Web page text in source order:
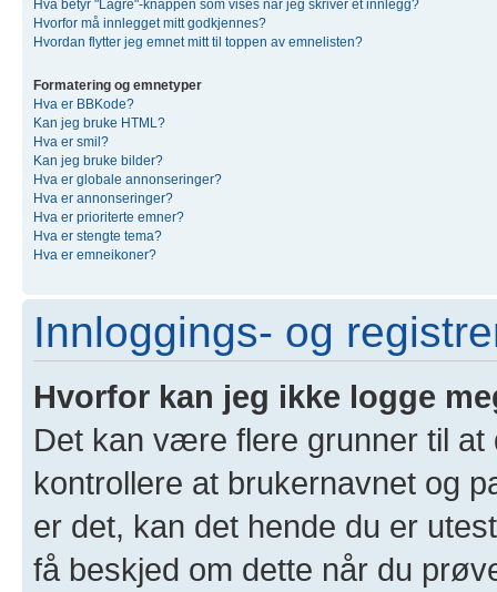
Hva betyr "Lagre"-knappen som vises når jeg skriver et innlegg?
Hvorfor må innlegget mitt godkjennes?
Hvordan flytter jeg emnet mitt til toppen av emnelisten?
Formatering og emnetyper
Hva er BBKode?
Kan jeg bruke HTML?
Hva er smil?
Kan jeg bruke bilder?
Hva er globale annonseringer?
Hva er annonseringer?
Hva er prioriterte emner?
Hva er stengte tema?
Hva er emneikoner?
Innloggings- og
Hvorfor kan jeg ikke logge
Det kan være flere grunner til
kontrollere at brukernavnet og
er det, kan det hende du er
få beskjed om dette når du